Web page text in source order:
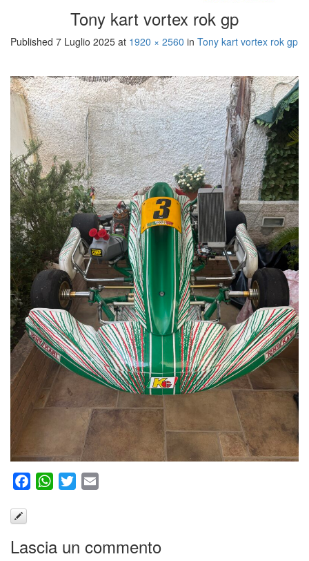
Tony kart vortex rok gp
Published 7 Luglio 2025 at 1920 × 2560 in Tony kart vortex rok gp
FacebookWhatsApp
Twitter
Lascia un commento